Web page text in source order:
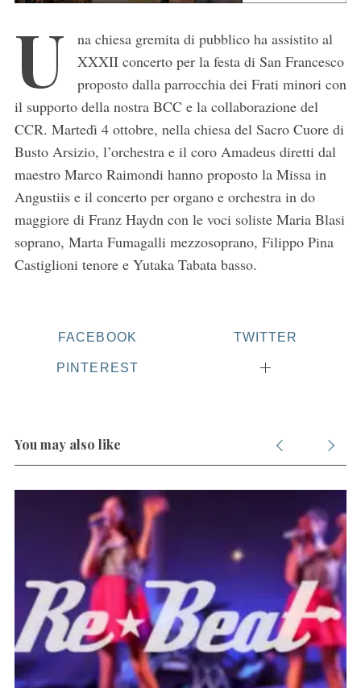
U
na chiesa gremita di pubblico ha assistito al
XXXII concerto per la festa di San Francesco
proposto dalla parrocchia dei Frati minori con
il supporto della nostra BCC e la collaborazione del
CCR. Martedì 4 ottobre, nella chiesa del Sacro Cuore di
Busto Arsizio, l’orchestra e il coro Amadeus diretti dal
maestro Marco Raimondi hanno proposto la Missa in
Angustiis e il concerto per organo e orchestra in do
maggiore di Franz Haydn con le voci soliste Maria Blasi
soprano, Marta Fumagalli mezzosoprano, Filippo Pina
Castiglioni tenore e Yutaka Tabata basso.
FACEBOOK TWITTER
PINTEREST
You may also like